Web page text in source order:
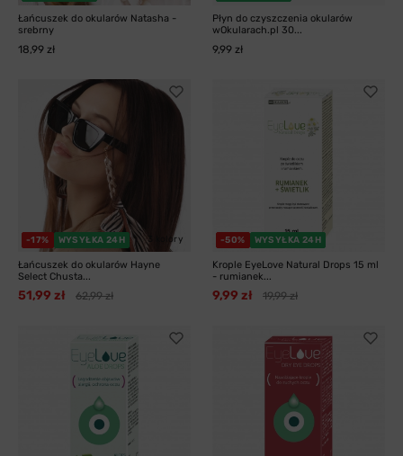
Łańcuszek do okularów Natasha -
srebrny
18,99 zł
Płyn do czyszczenia okularów
wOkularach.pl 30...
9,99 zł
-17% WYSYŁKA 24H 3 kolory
Łańcuszek do okularów Hayne
Select Chusta...
51,99 zł 62,99 zł
-50% WYSYŁKA 24H
Krople EyeLove Natural Drops 15 ml
- rumianek...
9,99 zł 19,99 zł